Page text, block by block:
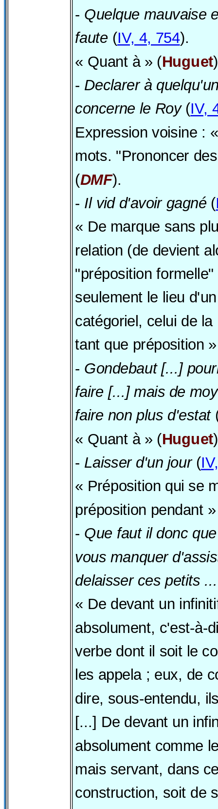
- Quelque mauvaise
faute (IV, 4, 754).
« Quant à » (Huguet
- Declarer à
concerne le Roy(IV,
Expression voisine :
mots. "Prononcer
(DMF).
- Il vid d'avoir gagné (
« De marque sans
relation (de devient
"préposition
seulement le lieu
catégoriel, celui de
tant que préposition
- Gondebaut [...]
faire [...] mais de
faire non plus d'estat
« Quant à » (Huguet
- Laisser d'un jour(
« Préposition qui se
préposition pendant
- Que faut il donc
vous manquer
delaisser ces petits ...
« De devant un
absolument, c'est-à-
verbe dont il soit le
les appela ; eux, de
dire, sous-entendu,
[...] De devant un
absolument comme
mais servant, dans
construction, soit de